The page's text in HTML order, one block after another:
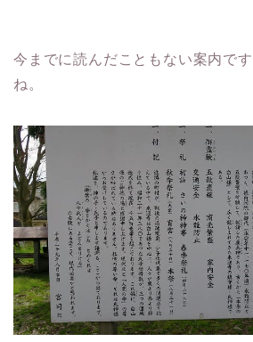
今までに読んだこともない案内で
ね。